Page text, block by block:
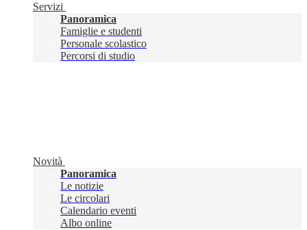
Servizi
Panoramica
Famiglie e studenti
Personale scolastico
Percorsi di studio
Novità
Panoramica
Le notizie
Le circolari
Calendario eventi
Albo online